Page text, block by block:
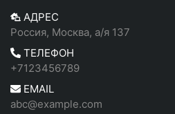
АДРЕС
Россия, Москва, а/я 137
ТЕЛЕФОН
+7123456789
EMAIL
abc@example.com